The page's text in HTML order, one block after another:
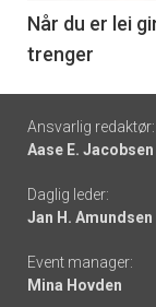
6
Når du er lei
trenger
Footer
-
links
Ansvarlig redaktør:
Aase E. Jacobsen
Daglig leder:
Jan H. Amundsen
Event manager:
Mina Hovden